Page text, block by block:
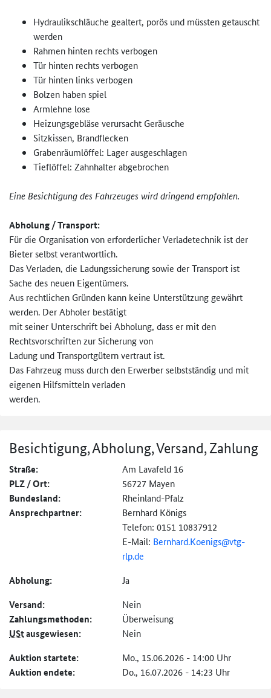
Hydraulikschläuche gealtert, porös und müssten getauscht
werden
Rahmen hinten rechts verbogen
Tür hinten rechts verbogen
Tür hinten links verbogen
Bolzen haben spiel
Armlehne lose
Heizungsgebläse verursacht Geräusche
Sitzkissen, Brandflecken
Grabenräumlöffel: Lager ausgeschlagen
Tieflöffel: Zahnhalter abgebrochen
Eine Besichtigung des Fahrzeuges wird dringend empfohlen.
Abholung / Transport:
Für die Organisation von erforderlicher Verladetechnik ist der
Bieter selbst verantwortlich.
Das Verladen, die Ladungssicherung sowie der Transport ist
Sache des neuen Eigentümers.
Aus rechtlichen Gründen kann keine Unterstützung gewährt
werden. Der Abholer bestätigt
mit seiner Unterschrift bei Abholung, dass er mit den
Rechtsvorschriften zur Sicherung von
Ladung und Transportgütern vertraut ist.
Das Fahrzeug muss durch den Erwerber selbstständig und mit
eigenen Hilfsmitteln verladen
werden.
Besichtigung, Abholung, Versand, Zahlung
Straße: Am Lavafeld 16
PLZ / Ort: 56727 Mayen
Bundesland: Rheinland-Pfalz
Ansprechpartner:
Bernhard Königs
Telefon: 0151 10837912
E-Mail: Bernhard.Koenigs@vtg-
rlp.de
Abholung: Ja
Versand: Nein
Zahlungs­methoden: Überweisung
UStausgewiesen: Nein
Auktion startete: Mo., 15.06.2026 - 14:00 Uhr
Auktion endete: Do., 16.07.2026 - 14:23 Uhr